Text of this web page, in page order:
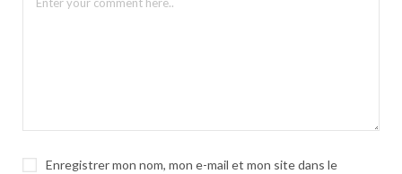
Enregistrer mon nom, mon e-mail et mon site dans le